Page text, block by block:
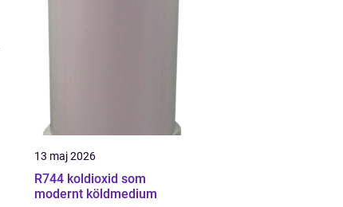
13 maj 2026
R744 koldioxid som
modernt köldmedium